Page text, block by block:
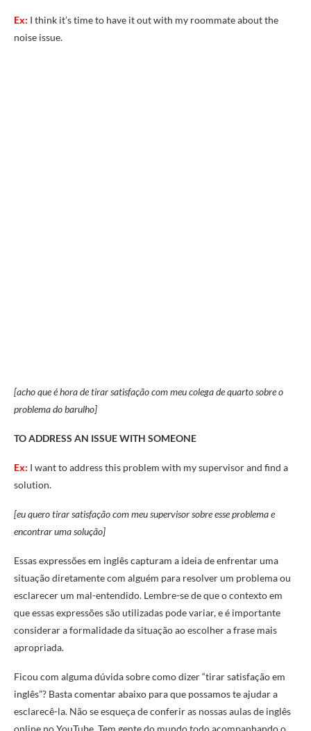
Ex: I think it’s time to have it out with my roommate about the
noise issue.
[acho que é hora de tirar satisfação com meu colega de quarto sobre o
problema do barulho]
TO ADDRESS AN ISSUE WITH SOMEONE
Ex: I want to address this problem with my supervisor and find a
solution.
[eu quero tirar satisfação com meu supervisor sobre esse problema e
encontrar uma solução]
Essas expressões em inglês capturam a ideia de enfrentar uma
situação diretamente com alguém para resolver um problema ou
esclarecer um mal-entendido. Lembre-se de que o contexto em
que essas expressões são utilizadas pode variar, e é importante
considerar a formalidade da situação ao escolher a frase mais
apropriada.
Ficou com alguma dúvida sobre como dizer “tirar satisfação em
inglês”? Basta comentar abaixo para que possamos te ajudar a
esclarecê-la. Não se esqueça de conferir as nossas aulas de inglês
online no YouTube. Tem gente do mundo todo acompanhando o